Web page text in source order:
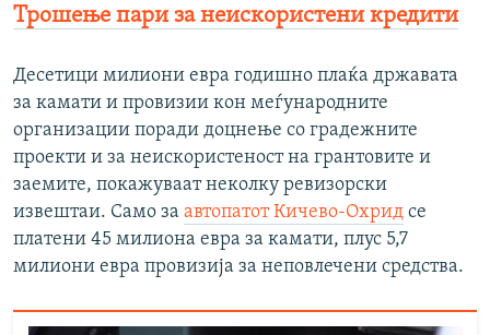
Трошење пари за неискористени кредити
Десетици милиони евра годишно плаќа државата
за камати и провизии кон меѓународните
организации поради доцнење со градежните
проекти и за неискористеност на грантовите и
заемите, покажуваат неколку ревизорски
извештаи. Само за автопатот Кичево-Охрид се
платени 45 милиона евра за камати, плус 5,7
милиони евра провизија за неповлечени средства.